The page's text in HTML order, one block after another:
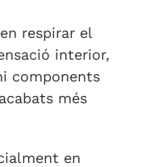
respirar el
interior,
components
més
en